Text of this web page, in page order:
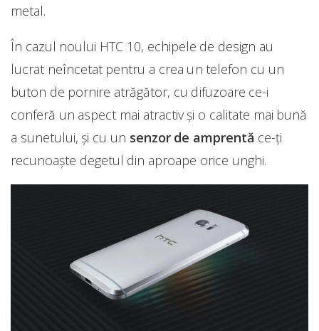
metal.
În cazul noului HTC 10, echipele de design au
lucrat neîncetat pentru a crea un telefon cu un
buton de pornire atrăgător, cu difuzoare ce-i
conferă un aspect mai atractiv şi o calitate mai bună
a sunetului, şi cu un senzor de amprentă ce-ți
recunoaşte degetul din aproape orice unghi.